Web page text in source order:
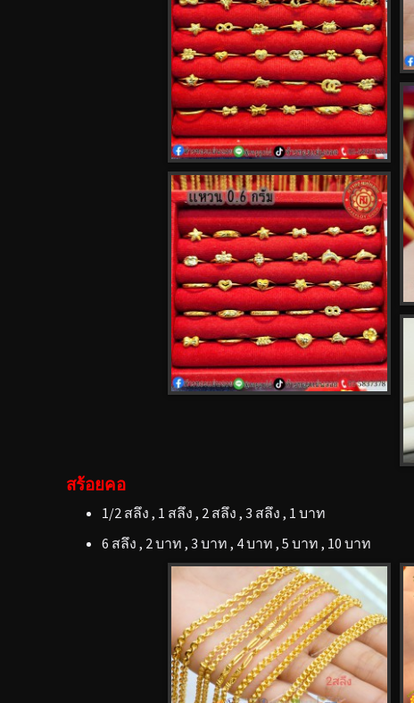
สร้อยคอ
1/2 สลึง , 1 สลึง , 2 สลึง , 3 สลึง , 1 บาท
6 สลึง , 2 บาท , 3 บาท , 4 บาท , 5 บาท , 10 บาท